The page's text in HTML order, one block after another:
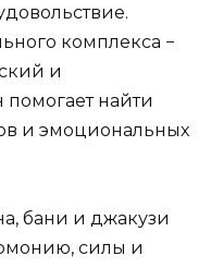
комплекса −
и
найти
и эмоциональных
бани и джакузи
силы и